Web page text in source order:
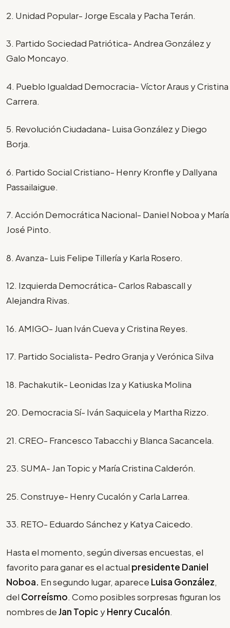
2. Unidad Popular- Jorge Escala y Pacha Terán.
3. Partido Sociedad Patriótica- Andrea González y
Galo Moncayo.
4. Pueblo Igualdad Democracia- Víctor Araus y Cristina
Carrera.
5. Revolución Ciudadana- Luisa González y Diego
Borja.
6. Partido Social Cristiano- Henry Kronfle y Dallyana
Passailaigue.
7. Acción Democrática Nacional- Daniel Noboa y María
José Pinto.
8. Avanza- Luis Felipe Tillería y Karla Rosero.
12. Izquierda Democrática- Carlos Rabascall y
Alejandra Rivas.
16. AMIGO- Juan Iván Cueva y Cristina Reyes.
17. Partido Socialista- Pedro Granja y Verónica Silva
18. Pachakutik- Leonidas Iza y Katiuska Molina
20. Democracia Sí- Iván Saquicela y Martha Rizzo.
21. CREO- Francesco Tabacchi y Blanca Sacancela.
23. SUMA- Jan Topic y María Cristina Calderón.
25. Construye- Henry Cucalón y Carla Larrea.
33. RETO- Eduardo Sánchez y Katya Caicedo.
Hasta el momento, según diversas encuestas, el
favorito para ganar es el actual presidente Daniel
Noboa. En segundo lugar, aparece Luisa González,
del Correísmo. Como posibles sorpresas figuran los
nombres deJan Topic yHenry Cucalón.